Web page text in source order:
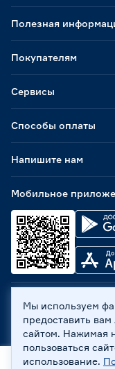
Способы оплаты
Мобильное
Полезная
Покупателям
Сервисы
Напишите нам
ООО «Бауцентр
ул. А.Невского,
Все права защищены
Политика
Мы используем
предоставить
сайтом. Нажимая
пользоваться
использование.